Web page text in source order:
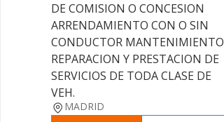
DE COMISION O CONCESION
ARRENDAMIENTO CON O SIN
CONDUCTOR MANTENIMIENTO
REPARACION Y PRESTACION DE
SERVICIOS DE TODA CLASE DE
VEH.
MADRID